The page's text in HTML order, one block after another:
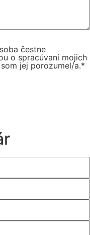
čestne
o spracúvaní mojich
jej porozumel/a.*